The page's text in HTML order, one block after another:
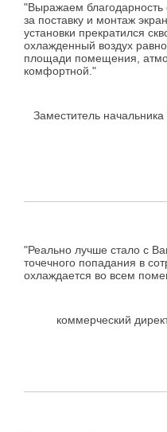
"Выражаем
за поставку и монтаж
установки прекратился
охлажденный воздух
площади помещения,
комфортной."
Заместитель
"Реально лучше стало с
точечного попадания в
охлаждается во всем
коммерческий